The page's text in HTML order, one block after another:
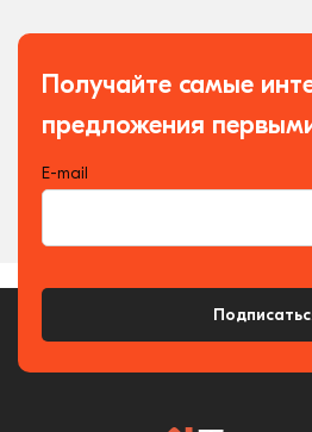
Получайте самые
предложения
E-mail